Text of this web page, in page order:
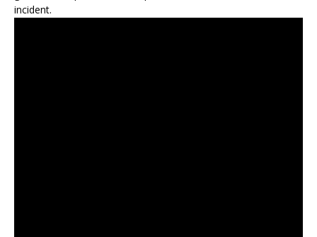
incident.